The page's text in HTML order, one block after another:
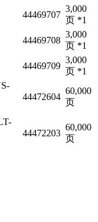
44469707
3,000
页 *1
44469708
3,000
页 *1
44469709
3,000
页 *1
44472604
60,000
页
44472203
60,000
页